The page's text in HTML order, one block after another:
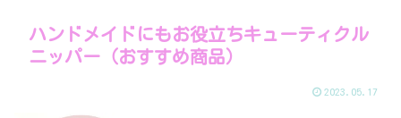
ハンドメイドにもお役立ちキューティクル
ニッパー（おすすめ商品）
2023.05.17